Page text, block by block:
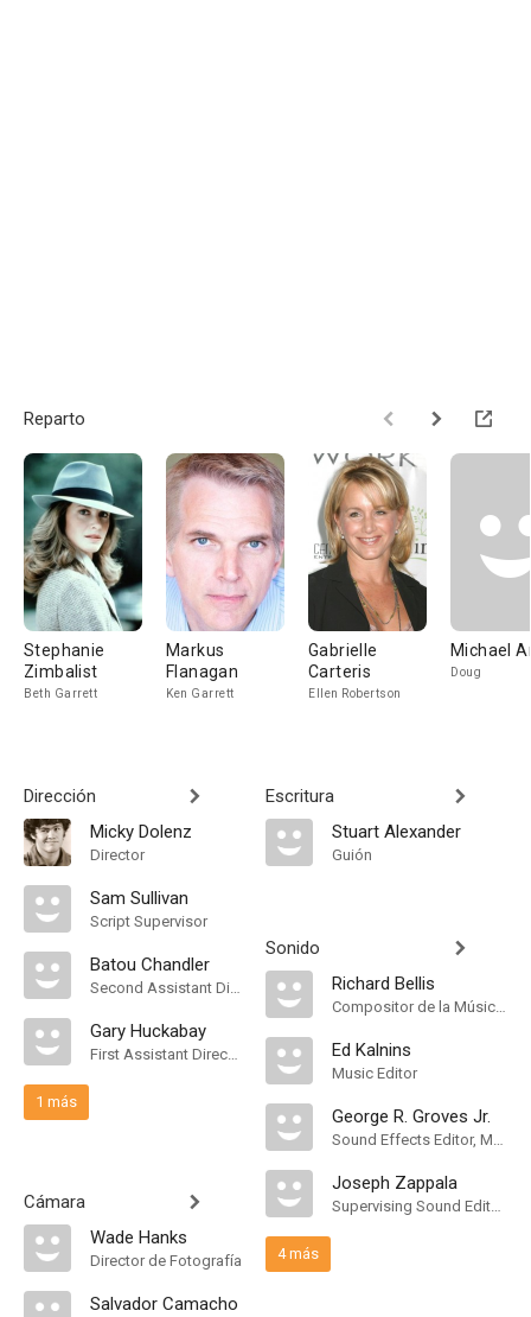
Reparto
Stephanie
Zimbalist
Beth Garrett
Markus
Flanagan
Ken Garrett
Gabrielle
Carteris
Ellen Robertson
Michael
Doug
Dirección
Micky Dolenz
Director
Sam Sullivan
Script Supervisor
Batou Chandler
Second Assistant Director
Gary Huckabay
First Assistant Director
1 más
Cámara
Wade Hanks
Director de Fotografía
Salvador Camacho
Escritura
Stuart Alexander
Guión
Sonido
Richard Bellis
Compositor de la Música Original
Ed Kalnins
Music Editor
George R. Groves Jr.
Sound Effects Editor, Mezclador de Re-Grabación de Sonido
Joseph Zappala
Supervising Sound Editor, Mezclador de Re-Grabación de Sonido
4 más